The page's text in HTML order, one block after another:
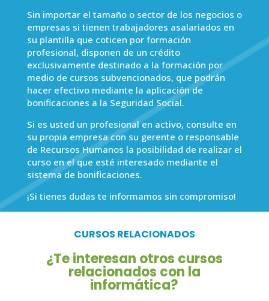
Sin importar el tamaño o sector de los negocios o
empresas si tienen trabajadores asalariados en
su plantilla que coticen por formación
profesional, disponen de un crédito
exclusivamente destinado a la formación por
medio de cursos subvencionados, que podrán
hacer efectivo mediante la aplicación de
bonificaciones a la Seguridad Social.
Si es usted un profesional en activo, consulte en
su propia empresa con su gerente o responsable
de Recursos Humanos la posibilidad de realizar el
curso en el que esté interesado mediante el
sistema de bonificaciones.
¡Si tienes dudas te informamos sin compromiso!
CURSOS RELACIONADOS
¿Te interesan otros cursos
relacionados con la
informática?